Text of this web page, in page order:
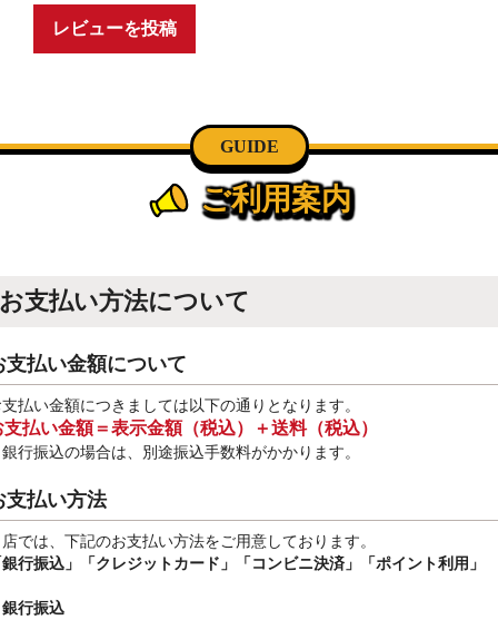
レビューを投稿
GUIDE
ご利用案内
お支払い方法について
支払い金額について
払い金額につきましては以下の通りとなります。
支払い金額＝表示金額（税込）＋送料（税込）
行振込の場合は、別途振込手数料がかかります。
支払い方法
では、下記のお支払い方法をご用意しております。
行振込」
「クレジットカード」「コンビニ決済」「ポイント利用」
行振込